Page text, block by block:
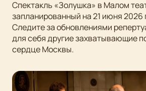
Спектакль «Золушка» в Малом
запланированный на 21 июня 2026
Следите за обновлениями
для себя другие захватывающие
сердце Москвы.